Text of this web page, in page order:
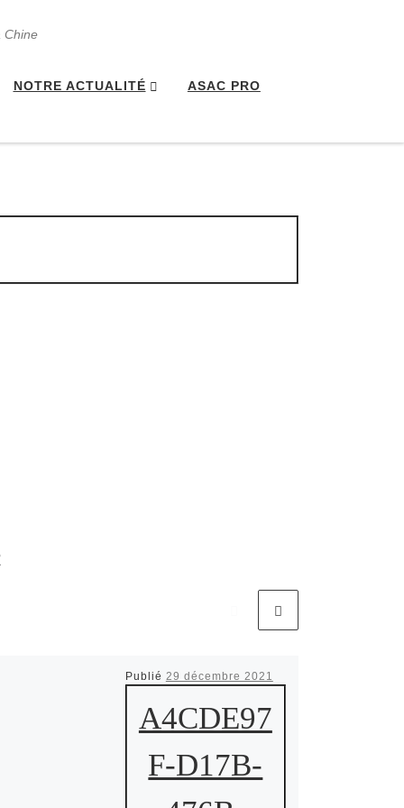
Chine
NOTRE ACTUALITÉ ASAC PRO
Publié 29 décembre 2021
A4CDE97
F-D17B-